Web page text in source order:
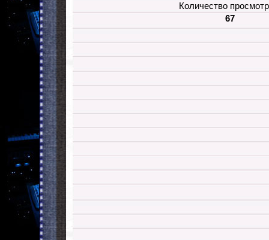
Количество
67